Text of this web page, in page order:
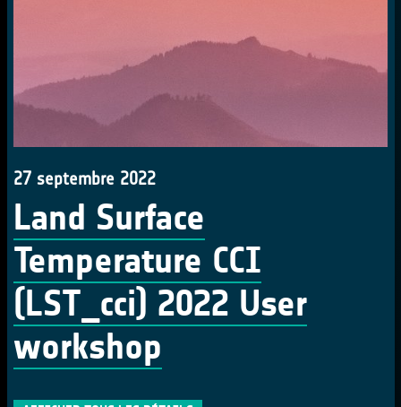
27 septembre 2022
Land Surface
Temperature CCI
(LST_cci) 2022 User
workshop